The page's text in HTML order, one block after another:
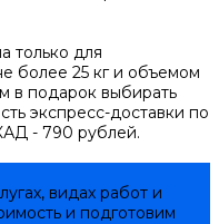
только для
более 25 кг и объемом
в подарок выбирать
экспресс-доставки по
- 790 рублей.
видах работ и
и подготовим